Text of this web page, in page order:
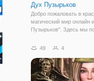
Дух Пузырьков
Добро пожаловать в
магический мир онлайн
Пузырьков". Здесь мы
пузырьки на свои
уничтожать шарики,
расположенные на
49 4